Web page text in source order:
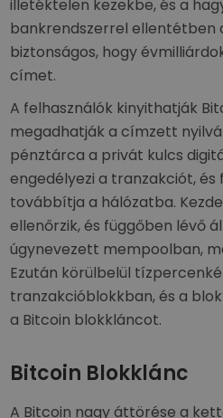
illetéktelen kezekbe, és a
bankrendszerrel ellentétben
biztonságos, hogy
címet.
A felhasználók kinyithatják
megadhatják a címzett
pénztárca a privát kulcs
engedélyezi a tranzakciót, és
továbbítja a hálózatba.
ellenőrzik, és függőben lévő
úgynevezett mempoolban,
Ezután körülbelül
tranzakcióblokkban, és a
a Bitcoin blokkláncot.
Bitcoin Blokklánc
A Bitcoin nagy áttörése a